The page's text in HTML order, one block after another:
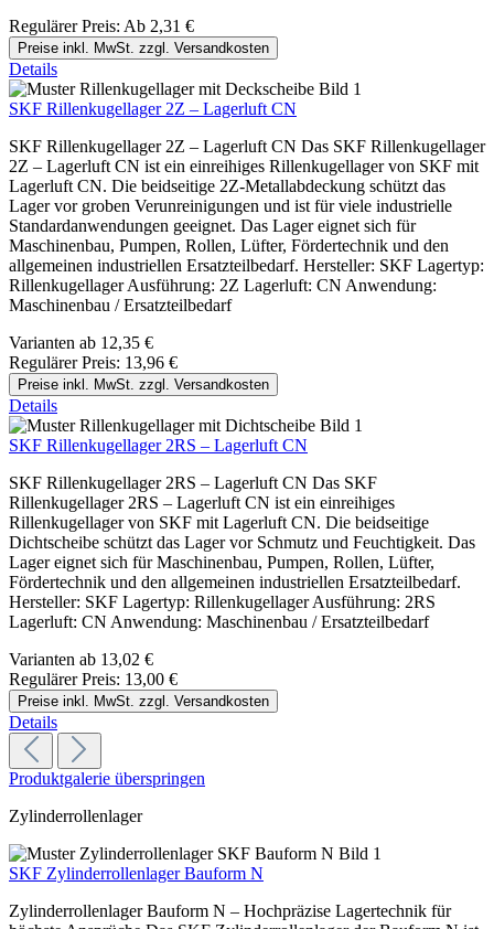
Regulärer Preis: Ab 2,31 €
Preise inkl. MwSt. zzgl. Versandkosten
Details
SKF Rillenkugellager 2Z – Lagerluft CN
SKF Rillenkugellager 2Z – Lagerluft CN Das SKF Rillenkugellager
2Z – Lagerluft CN ist ein einreihiges Rillenkugellager von SKF mit
Lagerluft CN. Die beidseitige 2Z-Metallabdeckung schützt das
Lager vor groben Verunreinigungen und ist für viele industrielle
Standardanwendungen geeignet. Das Lager eignet sich für
Maschinenbau, Pumpen, Rollen, Lüfter, Fördertechnik und den
allgemeinen industriellen Ersatzteilbedarf. Hersteller: SKF Lagertyp:
Rillenkugellager Ausführung: 2Z Lagerluft: CN Anwendung:
Maschinenbau / Ersatzteilbedarf
Varianten ab 12,35 €
Regulärer Preis: 13,96 €
Preise inkl. MwSt. zzgl. Versandkosten
Details
SKF Rillenkugellager 2RS – Lagerluft CN
SKF Rillenkugellager 2RS – Lagerluft CN Das SKF
Rillenkugellager 2RS – Lagerluft CN ist ein einreihiges
Rillenkugellager von SKF mit Lagerluft CN. Die beidseitige
Dichtscheibe schützt das Lager vor Schmutz und Feuchtigkeit. Das
Lager eignet sich für Maschinenbau, Pumpen, Rollen, Lüfter,
Fördertechnik und den allgemeinen industriellen Ersatzteilbedarf.
Hersteller: SKF Lagertyp: Rillenkugellager Ausführung: 2RS
Lagerluft: CN Anwendung: Maschinenbau / Ersatzteilbedarf
Varianten ab 13,02 €
Regulärer Preis: 13,00 €
Preise inkl. MwSt. zzgl. Versandkosten
Details
Produktgalerie überspringen
Zylinderrollenlager
SKF Zylinderrollenlager Bauform N
Zylinderrollenlager Bauform N – Hochpräzise Lagertechnik für